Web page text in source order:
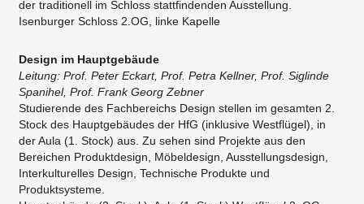
der traditionell im Schloss stattfindenden Ausstellung.
Isenburger Schloss 2.OG, linke Kapelle
Design im Hauptgebäude
Leitung: Prof. Peter Eckart, Prof. Petra Kellner, Prof. Siglinde
Spanihel, Prof. Frank Georg Zebner
Studierende des Fachbereichs Design stellen im gesamten 2.
Stock des Hauptgebäudes der HfG (inklusive Westflügel), in
der Aula (1. Stock) aus. Zu sehen sind Projekte aus den
Bereichen Produktdesign, Möbeldesign, Ausstellungsdesign,
Interkulturelles Design, Technische Produkte und
Produktsysteme.